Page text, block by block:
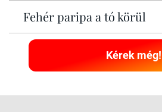
Fehér paripa a tó körül
Kérek még!